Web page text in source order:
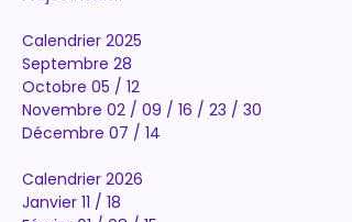
Calendrier 2025
Septembre 28
Octobre 05 / 12
Novembre 02 / 09 / 16 / 23 / 30
Décembre 07 / 14
Calendrier 2026
Janvier 11 / 18